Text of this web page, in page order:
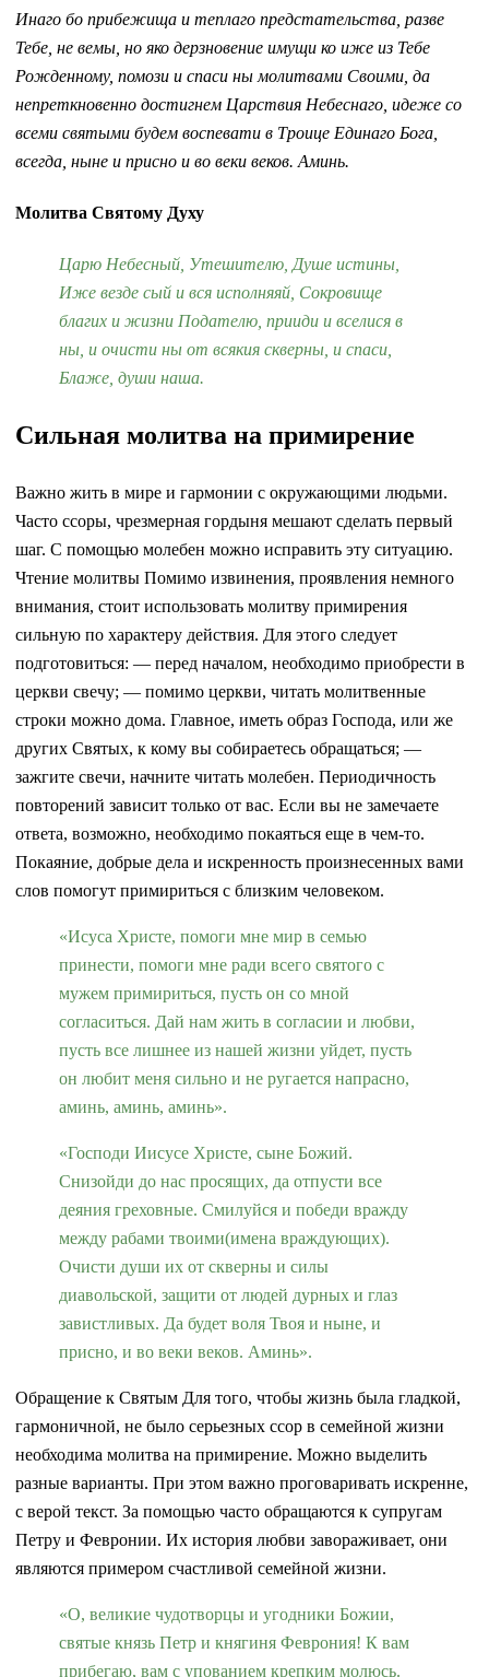
Инаго бо прибежища и теплаго предстательства, разве
Тебе, не вемы, но яко дерзновение имущи ко иже из Тебе
Рожденному, помози и спаси ны молитвами Своими, да
непреткновенно достигнем Царствия Небеснаго, идеже со
всеми святыми будем воспевати в Троице Единаго Бога,
всегда, ныне и присно и во веки веков. Аминь.
Молитва Святому Духу
Царю Небесный, Утешителю, Душе истины,
Иже везде сый и вся исполняяй, Сокровище
благих и жизни Подателю, прииди и вселися в
ны, и очисти ны от всякия скверны, и спаси,
Блаже, души наша.
Сильная молитва на примирение
Важно жить в мире и гармонии с окружающими людьми.
Часто ссоры, чрезмерная гордыня мешают сделать первый
шаг. С помощью молебен можно исправить эту ситуацию.
Чтение молитвы Помимо извинения, проявления немного
внимания, стоит использовать молитву примирения
сильную по характеру действия. Для этого следует
подготовиться: — перед началом, необходимо приобрести в
церкви свечу; — помимо церкви, читать молитвенные
строки можно дома. Главное, иметь образ Господа, или же
других Святых, к кому вы собираетесь обращаться; —
зажгите свечи, начните читать молебен. Периодичность
повторений зависит только от вас. Если вы не замечаете
ответа, возможно, необходимо покаяться еще в чем-то.
Покаяние, добрые дела и искренность произнесенных вами
слов помогут примириться с близким человеком.
«Исуса Христе, помоги мне мир в семью
принести, помоги мне ради всего святого с
мужем примириться, пусть он со мной
согласиться. Дай нам жить в согласии и любви,
пусть все лишнее из нашей жизни уйдет, пусть
он любит меня сильно и не ругается напрасно,
аминь, аминь, аминь».
«Господи Иисусе Христе, сыне Божий.
Снизойди до нас просящих, да отпусти все
деяния греховные. Смилуйся и победи вражду
между рабами твоими(имена враждующих).
Очисти души их от скверны и силы
диавольской, защити от людей дурных и глаз
завистливых. Да будет воля Твоя и ныне, и
присно, и во веки веков. Аминь».
Обращение к Святым Для того, чтобы жизнь была гладкой,
гармоничной, не было серьезных ссор в семейной жизни
необходима молитва на примирение. Можно выделить
разные варианты. При этом важно проговаривать искренне,
с верой текст. За помощью часто обращаются к супругам
Петру и Февронии. Их история любви завораживает, они
являются примером счастливой семейной жизни.
«О, великие чудотворцы и угодники Божии,
святые князь Петр и княгиня Феврония! К вам
прибегаю, вам с упованием крепким молюсь.